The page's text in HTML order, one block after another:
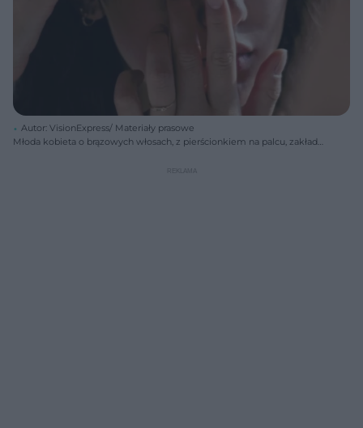
Autor: VisionExpress/ Materiały prasowe
Młoda kobieta o brązowych włosach, z pierścionkiem na palcu, zakłada
ukazujące skupienie na precyzyjnym umieszczeniu soczewki